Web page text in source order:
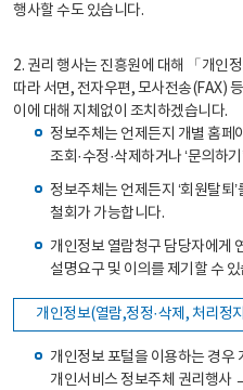
행사할 수도 있습니다.
2. 권리 행사는 진흥원에 대해 「개인
따라 서면, 전자우편, 모사전송(FAX)
이에 대해 지체없이 조치하겠습니다.
정보주체는 언제든지 개별 홈페
조회·수정·삭제하거나 ‘문의하
정보주체는 언제든지 ‘회원탈퇴
철회가 가능합니다.
개인정보 열람청구 담당자에게
설명요구 및 이의를 제기할 수
개인정보(열람,정정·삭제, 처리정
개인정보 포털을 이용하는 경
개인서비스 정보주체 권리행